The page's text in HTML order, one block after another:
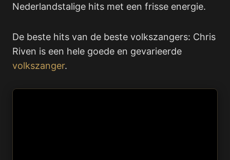
Nederlandstalige hits met een frisse energie.
De beste hits van de beste volkszangers: Chris
Riven is een hele goede en gevarieerde
volkszanger.